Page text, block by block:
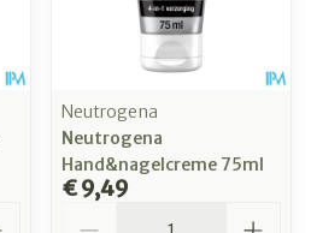
Neutrogena
Neutrogena
Hand&nagelcreme 75ml
€ 9,49